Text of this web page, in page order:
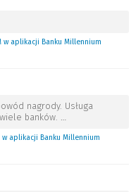
w aplikacji Banku Millennium
nagrody. Usługa
banków. …
w aplikacji Banku Millennium